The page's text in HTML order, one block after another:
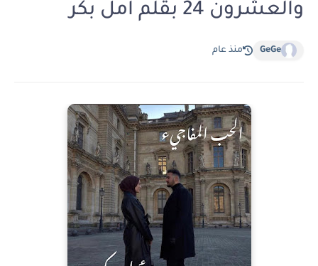
والعشرون 24 بقلم امل بكر
GeGe منذ عام